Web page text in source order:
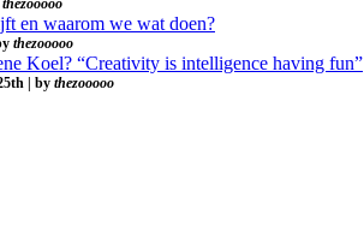
thezooooo
en waarom we wat doen?
thezooooo
Koel? “Creativity is intelligence having fun”
| by thezooooo